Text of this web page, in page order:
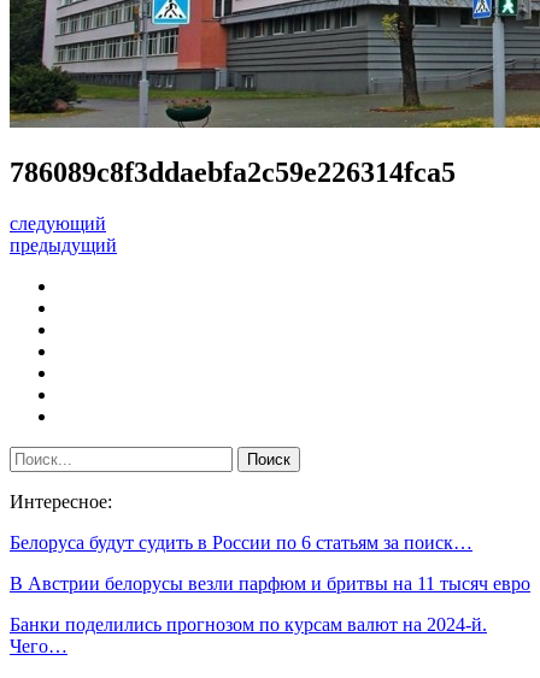
786089c8f3ddaebfa2c59e226314fca5
следующий
предыдущий
Интересное:
Белоруса будут судить в России по 6 статьям за поиск…
В Австрии белорусы везли парфюм и бритвы на 11 тысяч евро
Банки поделились прогнозом по курсам валют на 2024-й.
Чего…